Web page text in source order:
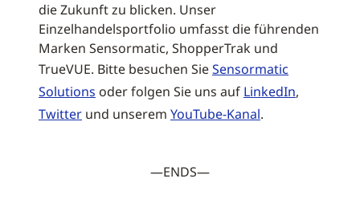
die Zukunft zu blicken. Unser
Einzelhandelsportfolio umfasst die führenden
Marken Sensormatic, ShopperTrak und
TrueVUE. Bitte besuchen SieSensormatic
Solutions oder folgen Sie uns auf LinkedIn,
Twitter und unserem YouTube-Kanal.
—ENDS—